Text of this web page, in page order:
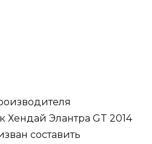
Хендай Элантра GT 2014
составить